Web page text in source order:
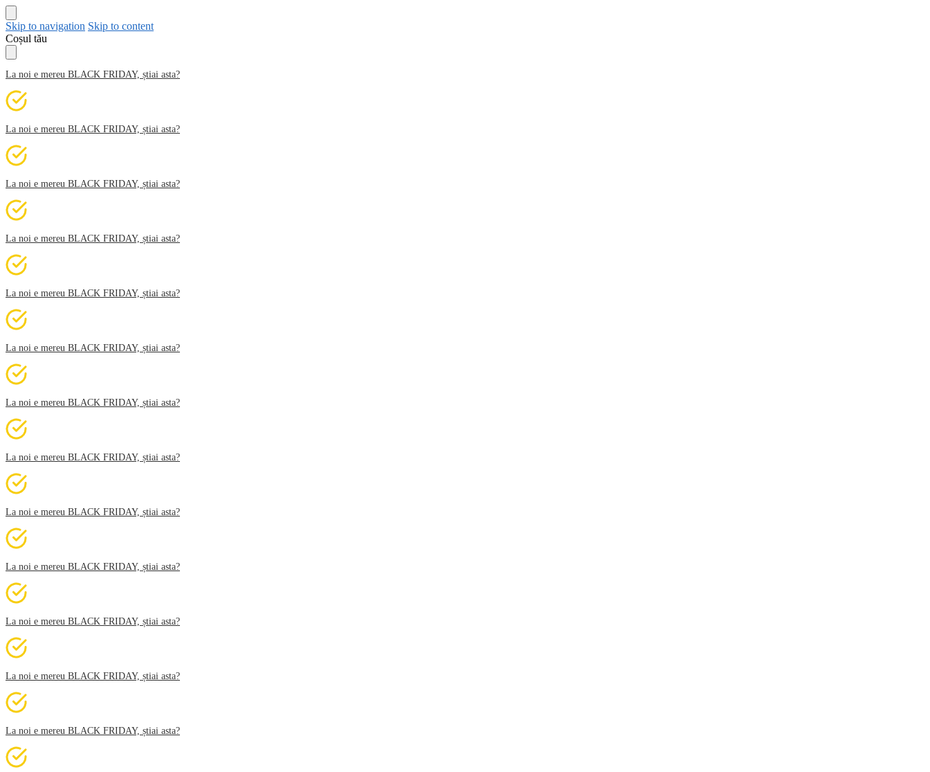
Skip to navigation Skip to content
Coșul tău
La noi e mereu BLACK FRIDAY, știai asta?
La noi e mereu BLACK FRIDAY, știai asta?
La noi e mereu BLACK FRIDAY, știai asta?
La noi e mereu BLACK FRIDAY, știai asta?
La noi e mereu BLACK FRIDAY, știai asta?
La noi e mereu BLACK FRIDAY, știai asta?
La noi e mereu BLACK FRIDAY, știai asta?
La noi e mereu BLACK FRIDAY, știai asta?
La noi e mereu BLACK FRIDAY, știai asta?
La noi e mereu BLACK FRIDAY, știai asta?
La noi e mereu BLACK FRIDAY, știai asta?
La noi e mereu BLACK FRIDAY, știai asta?
La noi e mereu BLACK FRIDAY, știai asta?